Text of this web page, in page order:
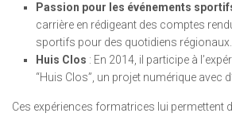
Passion pour les événements
carrière en rédigeant des comptes
sportifs pour des quotidiens régionaux.
Huis Clos : En 2014, il participe à
“Huis Clos”, un projet numérique avec
Ces expériences formatrices lui permettent